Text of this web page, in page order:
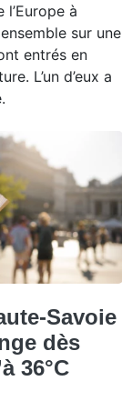
à
sur une
entrés en
L’un d’eux a
Savoie
dès
36°C